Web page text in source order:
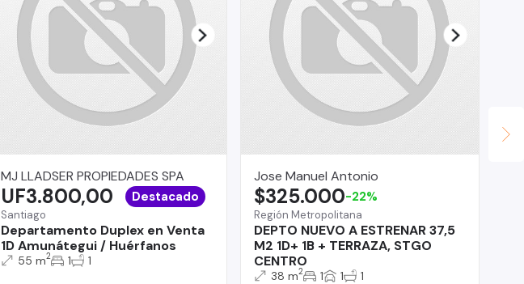
MJ LLADSER PROPIEDADES SPA
Santiago
Departamento Duplex en Venta
1D Amunátegui / Huérfanos
UF3.800,00 Destacado
55 m2 1 1
Jose Manuel Antonio
Región Metropolitana
DEPTO NUEVO A ESTRENAR 37,5
M2 1D+ 1B + TERRAZA, STGO
CENTRO
$325.000-22%
38 m2 1 1 1